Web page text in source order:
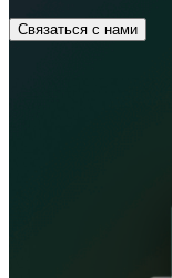
Связаться с нами